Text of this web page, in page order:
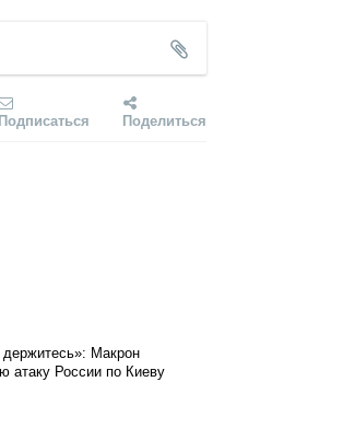
Подписаться Поделиться
Макрон
атаку России по Киеву